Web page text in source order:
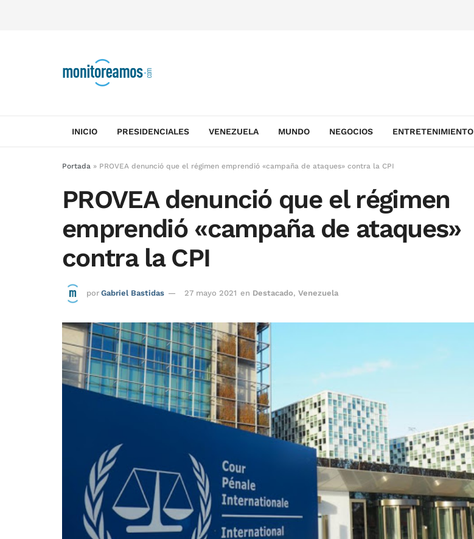
INICIO PRESIDENCIALES VENEZUELA MUNDO NEGOCIOS ENTRETENIMIENTO
Portada » PROVEA denunció que el régimen emprendió «campaña de ataques» contra la CPI
PROVEA denunció que el régimen
emprendió «campaña de ataques»
contra la CPI
por Gabriel Bastidas 27 mayo 2021 en Destacado,Venezuela